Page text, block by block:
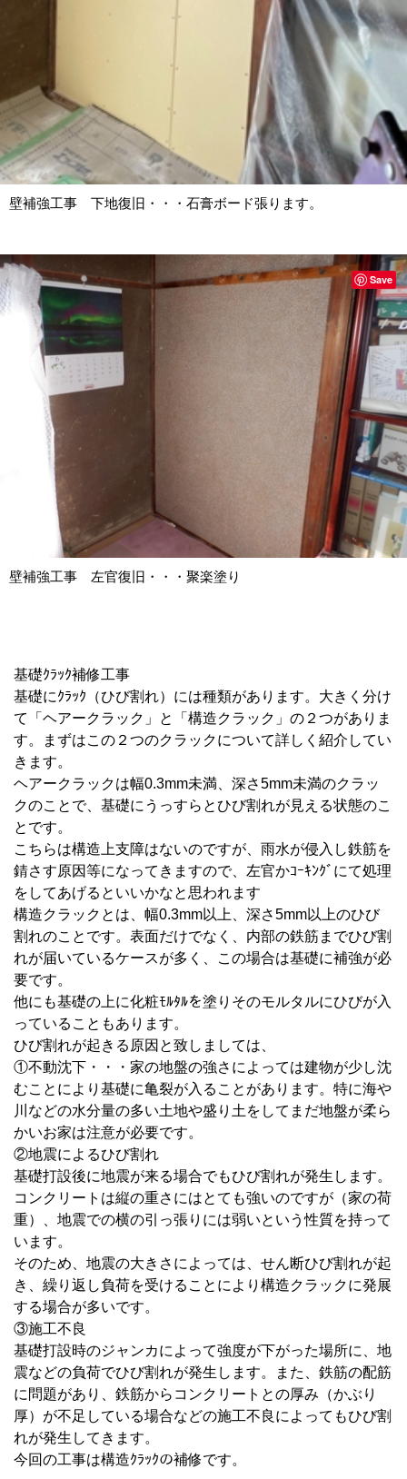
壁補強工事 下地復旧・・・石膏ボード張ります。
壁補強工事 左官復旧・・・聚楽塗り
Save
基礎ｸﾗｯｸ補修工事
基礎にｸﾗｯｸ（ひび割れ）には種類があります。大きく分け
て「ヘアークラック」と「構造クラック」の２つがありま
す。まずはこの２つのクラックについて詳しく紹介してい
きます。
ヘアークラックは幅0.3mm未満、深さ5mm未満のクラッ
クのことで、基礎にうっすらとひび割れが見える状態のこ
とです。
こちらは構造上支障はないのですが、雨水が侵入し鉄筋を
錆さす原因等になってきますので、左官かｺｰｷﾝｸﾞにて処理
をしてあげるといいかなと思われます
構造クラックとは、幅0.3mm以上、深さ5mm以上のひび
割れのことです。表面だけでなく、内部の鉄筋までひび割
れが届いているケースが多く、この場合は基礎に補強が必
要です。
他にも基礎の上に化粧ﾓﾙﾀﾙを塗りそのモルタルにひびが入
っていることもあります。
ひび割れが起きる原因と致しましては、
①不動沈下・・・家の地盤の強さによっては建物が少し沈
むことにより基礎に亀裂が入ることがあります。特に海や
川などの水分量の多い土地や盛り土をしてまだ地盤が柔ら
かいお家は注意が必要です。
②地震によるひび割れ
基礎打設後に地震が来る場合でもひび割れが発生します。
コンクリートは縦の重さにはとても強いのですが（家の荷
重）、地震での横の引っ張りには弱いという性質を持って
います。
そのため、地震の大きさによっては、せん断ひび割れが起
き、繰り返し負荷を受けることにより構造クラックに発展
する場合が多いです。
③施工不良
基礎打設時のジャンカによって強度が下がった場所に、地
震などの負荷でひび割れが発生します。また、鉄筋の配筋
に問題があり、鉄筋からコンクリートとの厚み（かぶり
厚）が不足している場合などの施工不良によってもひび割
れが発生してきます。
今回の工事は構造ｸﾗｯｸの補修です。